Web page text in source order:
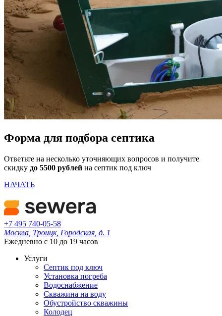
Форма для подбора септика
Ответьте на несколько уточняющих вопросов и получите
скидку до 5500 рублей на септик под ключ
НАЧАТЬ
+7 495 740-05-58
Москва, Троицк, Городская, д. 1
Ежедневно с 10 до 19 часов
Услуги
Септик под ключ
Установка погреба
Водоснабжение
Скважина на воду
Обустройство скважины
Колодец